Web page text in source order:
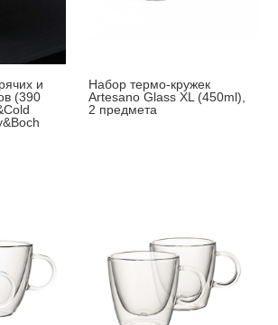
и
(390
Набор термо-кружек
Artesano Glass XL (450ml),
2 предмета